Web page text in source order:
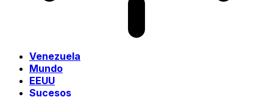
Venezuela
Mundo
EEUU
Sucesos